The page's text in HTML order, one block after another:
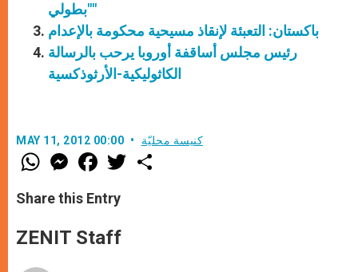
"بطولي"
باكستان: التعبئة لإنقاذ مسيحية محكومة بالإعدام
رئيس مجلس أساقفة أوروبا يرحب بالرسالة
الكاثوليكية-الأرثوذكسية
MAY 11, 2012 00:00 كنيسة محليّة
W
h
t
s
p
p
M
e
s
e
g
e
F
a
e
b
o
k
w
Share this Entry
ZENIT Staff